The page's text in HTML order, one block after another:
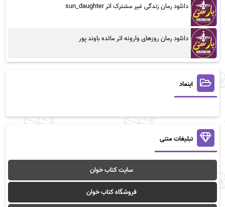
دانلود رمان زندگی غیر مشترک اثر sun_daughter
دانلود رمان روزهای وارونه اثر مائده باوند پور
اینماد
تبلیغات متنی
سایت کتاب خوان
فروشگاه کتاب خوان